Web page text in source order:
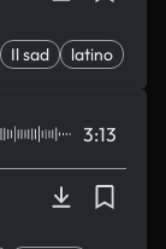
Il sad latino
3:13